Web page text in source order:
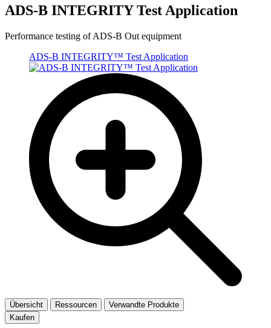
ADS-B INTEGRITY Test Application
Performance testing of ADS-B Out equipment
ADS-B INTEGRITY™ Test Application
Übersicht Ressourcen
Verwandte Produkte
Kaufen